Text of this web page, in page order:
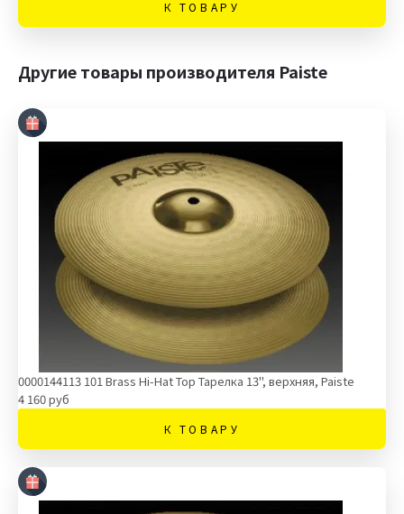
К ТОВАРУ
Другие товары производителя Paiste
0000144113 101 Brass Hi-Hat Top Тарелка 13'', верхняя, Paiste
4 160 руб
К ТОВАРУ